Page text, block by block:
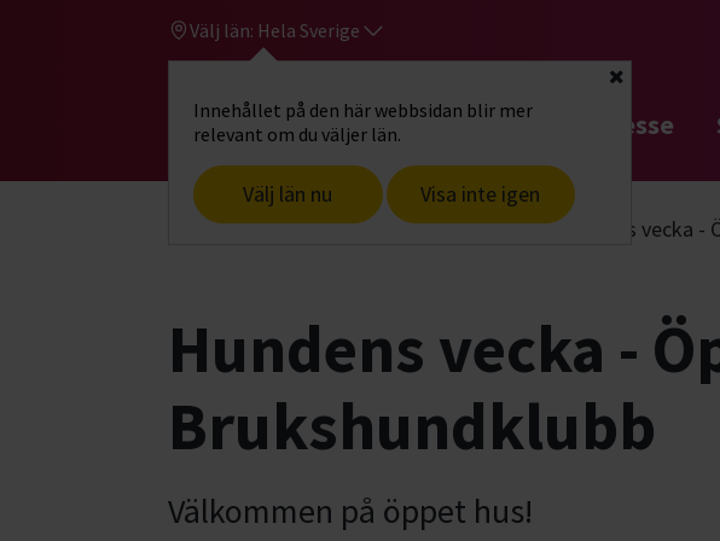
Välj län: Hela Sverige
Innehållet på den här webbsidan blir mer
relevant om du väljer län.
Välj län nu Visa inte igen
Stäng
Gå till studiefrämjandets startsidaHitta intresse
Start Hitta intresse Hund & husdjur Hundens vecka -
Hundens vecka -
Brukshundklubb
Välkommen på öppet hus!